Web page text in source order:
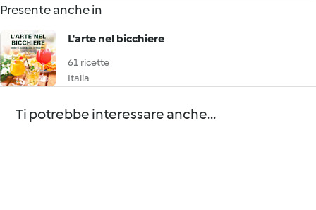
Presente anche in
L'arte nel bicchiere
61 ricette
Italia
Ti potrebbe interessare anche...